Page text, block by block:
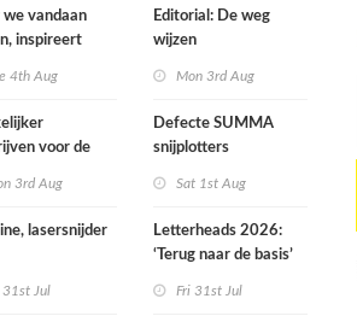
we vandaan
inspireert
4th Aug
voor de
3rd Aug
lasersnijder
31st Jul
Editorial: De weg
wijzen
Mon 3rd Aug
Defecte SUMMA
snijplotters
Sat 1st Aug
Letterheads 2026:
‘Terug naar de basis’
Fri 31st Jul